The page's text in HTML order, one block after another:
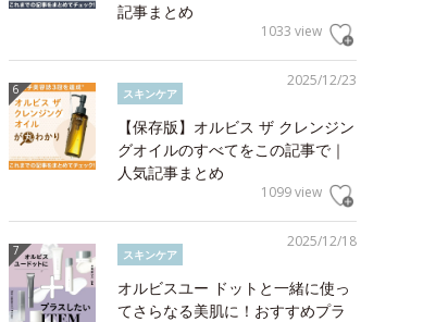
記事まとめ
1033 view
2025/12/23
スキンケア
【保存版】オルビス ザ クレンジン
グオイルのすべてをこの記事で｜
人気記事まとめ
1099 view
2025/12/18
スキンケア
オルビスユー ドットと一緒に使っ
てさらなる美肌に！おすすめプラ